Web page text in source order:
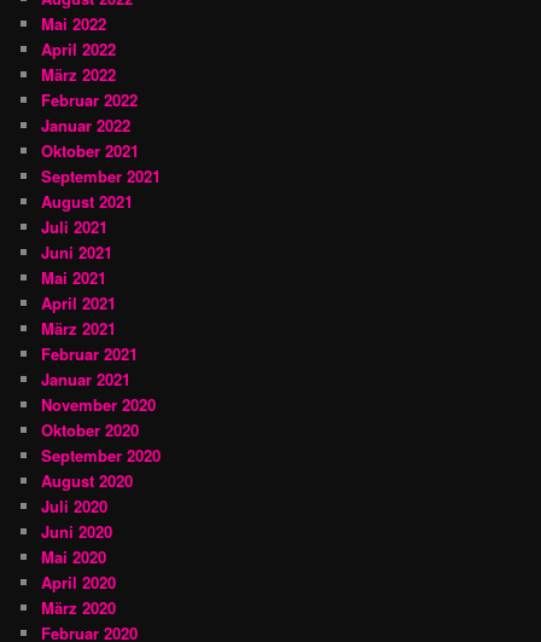
Mai 2022
April 2022
März 2022
Februar 2022
Januar 2022
Oktober 2021
September 2021
August 2021
Juli 2021
Juni 2021
Mai 2021
April 2021
März 2021
Februar 2021
Januar 2021
November 2020
Oktober 2020
September 2020
August 2020
Juli 2020
Juni 2020
Mai 2020
April 2020
März 2020
Februar 2020